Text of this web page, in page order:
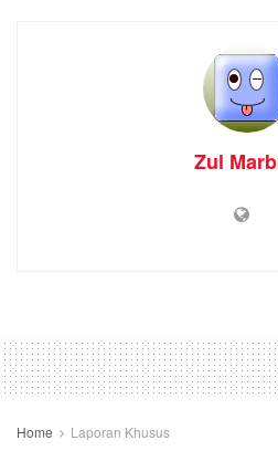
Zul
Home Laporan Khusus